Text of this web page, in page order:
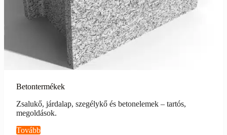
Betontermékek
Zsalukő, járdalap, szegélykő és betonelemek – tartós,
megoldások.
Tovább